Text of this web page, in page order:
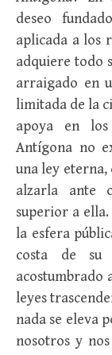
deseo
aplicada a los
adquiere todo
arraigado en
limitada de la
apoya en
Antígona no
una ley eterna,
alzarla ante
superior a ella.
la esfera
costa de su
acostumbrado
leyes
nada se eleva
nosotros y